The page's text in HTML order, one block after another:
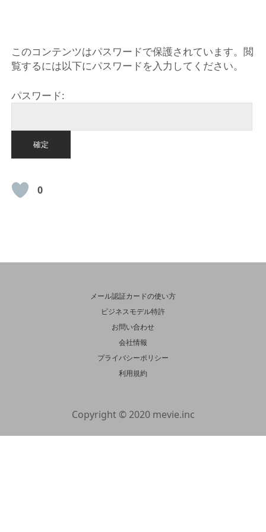
このコンテンツはパスワードで保護されています。閲
覧するには以下にパスワードを入力してください。
パスワード:
0
メール認証カードの使い方
ビジネスモデル特許
お問い合わせ
会社情報
プライバシーポリシー
利用規約
Copyright © 2020 mevie.inc